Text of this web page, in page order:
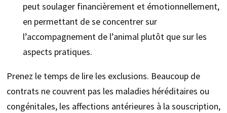
peut soulager financièrement et émotionnellement,
en permettant de se concentrer sur
l’accompagnement de l’animal plutôt que sur les
aspects pratiques.
Prenez le temps de lire les exclusions. Beaucoup de
contrats ne couvrent pas les maladies héréditaires ou
congénitales, les affections antérieures à la souscription,